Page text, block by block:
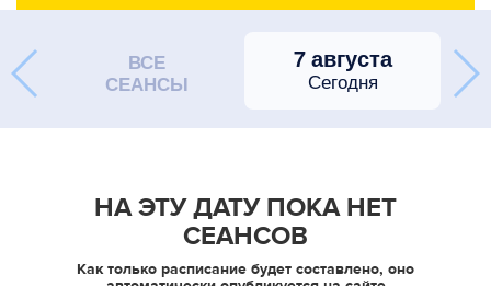
ВСЕ
СЕАНСЫ
7 августа
Сегодня
НА ЭТУ ДАТУ ПОКА НЕТ
СЕАНСОВ
Как только расписание будет составлено, оно